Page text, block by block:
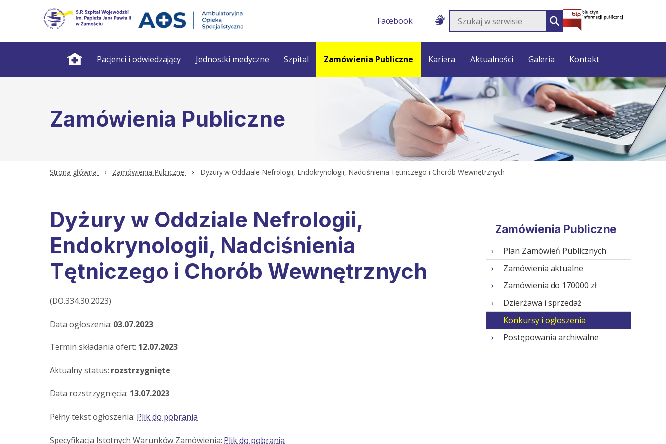
Facebook Szukaj w serwisie SZUKAJ
Pacjenci i odwiedzający Jednostki medyczne Szpital Zamówienia Publiczne Kariera Aktualności Galeria Kontakt
Zamówienia Publiczne
Strona główna Zamówienia Publiczne Dyżury w Oddziale Nefrologii, Endokrynologii, Nadciśnienia Tętniczego i Chorób Wewnętrznych
Dyżury w Oddziale Nefrologii,
Endokrynologii, Nadciśnienia
Tętniczego i Chorób Wewnętrznych
(DO.334.30.2023)
Data ogłoszenia: 03.07.2023
Termin składania ofert: 12.07.2023
Aktualny status: rozstrzygnięte
Data rozstrzygnięcia: 13.07.2023
Pełny tekst ogłoszenia: Plik do pobrania
Specyfikacja Istotnych Warunków Zamówienia: Plik do pobrania
Zamówienia Publiczne
Plan Zamówień Publicznych
Zamówienia aktualne
Zamówienia do 170000 zł
Dzierżawa i sprzedaż
Konkursy i ogłoszenia
Postępowania archiwalne